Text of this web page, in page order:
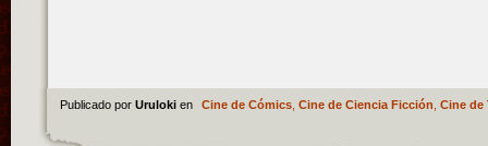
Publicado por Uruloki en Cine de Cómics, Cine de Ciencia Ficción Cine de